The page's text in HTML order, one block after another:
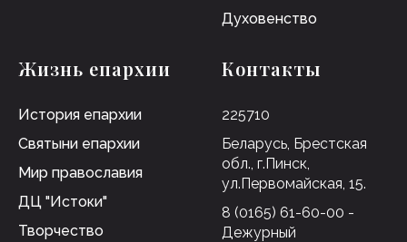
Духовенство
Жизнь епархии
История епархии
Святыни епархии
Мир православия
ДЦ "Истоки"
Творчество
Контакты
225710
Беларусь, Брестская
обл., г.Пинск,
ул.Первомайская, 15.
8 (0165) 61-60-00 -
Дежурный